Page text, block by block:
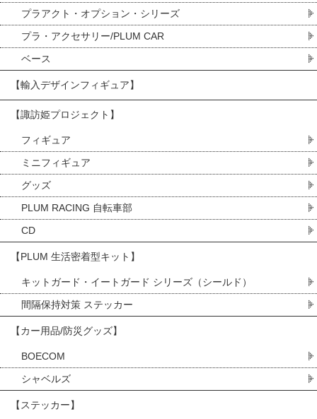
プラアクト・オプション・シリーズ
プラ・アクセサリー/PLUM CAR
ベース
【輸入デザインフィギュア】
【諏訪姫プロジェクト】
フィギュア
ミニフィギュア
グッズ
PLUM RACING 自転車部
CD
【PLUM 生活密着型キット】
キットガード・イートガード シリーズ（シールド）
間隔保持対策 ステッカー
【カー用品/防災グッズ】
BOECOM
シャベルズ
【ステッカー】